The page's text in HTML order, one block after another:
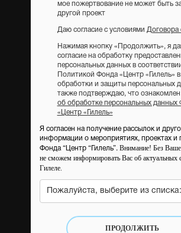
мое пожертвование не может быть
другой проект
Даю согласие с условиями
Нажимая кнопку «Продолжить», я
согласие на обработку
персональных данных в
Политикой Фонда «Центр «Гилель»
обработки и защиты персональных
также подтверждаю, что ознакомлен
об обработке персональных данных
«Центр «Гилель»
Я согласен на получение рассылок и
информации о мероприятиях, проектах и
Фонда “Центр “Гилель”. Внимание! Без
не сможем информировать Вас об актуальных
Гилеле.
Пожалуйста, выберите из списка:
ПРОДОЛЖИТЬ